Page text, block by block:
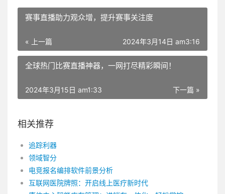
赛事直播助力观众增，提升赛事关注度
« 上一篇 2024年3月14日 am3:16
全球热门比赛直播神器，一网打尽精彩瞬间！
下一篇 »
2024年3月15日 am1:33
相关推荐
追踪利器
领域智分
电竞报名编排软件前景分析
互联网医院牌照：开启线上医疗新时代